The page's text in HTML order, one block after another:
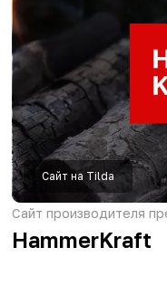
Бизнес-старт
Экспресс-решение без
ограничено время и
от 40 000р
Лендинг
Cайт с продающей
дизайном для
или товаров
от 60 000р
Интернет-
Сайт для продажи
в виде каталога с
сервисом доставки
от 80 000р